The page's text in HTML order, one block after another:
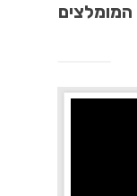
המומלצים